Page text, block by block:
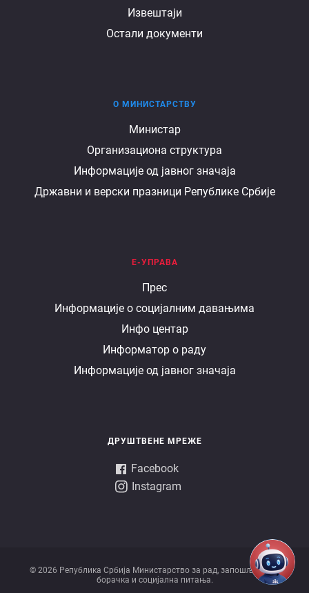
Извештаји
Остали документи
министарству
О МИНИСТАРСТВУ
Министар
Организациона структура
Информације од јавног значаја
Државни и верски празници Републике Србије
Е-УПРАВА
Прес
Информације о социјалним давањима
Инфо центар
Информатор о раду
Информације од јавног значаја
ДРУШТВЕНЕ МРЕЖЕ
Facebook
Instagram
© 2026 Републикa Србијa Министарство за рад, запошљавање,
борачка и социјална питања.